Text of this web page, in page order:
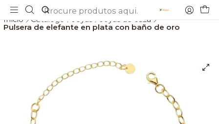
Início Catálogo
Joyas de caza
Pulsera de elefante en plata con baño de oro